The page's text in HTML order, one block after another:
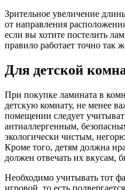
Зрительное увеличение
от направления
если вы хотите постелить
правило работает точно так
Для детской
При покупке ламината в
детскую комнату, не менее
помещении следует
антиаллергенным,
экологически чистым,
Кроме того, детям должна
должен отвечать их вкусам,
Необходимо учитывать тот